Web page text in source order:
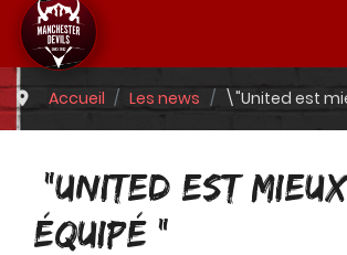
Accueil Les news \"United est
\"UNITED EST MIEUX
ÉQUIPÉ\"